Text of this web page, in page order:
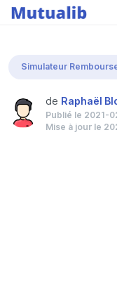
Simulateur
de Raphaël
Publié le 2021-
Mise à jour le